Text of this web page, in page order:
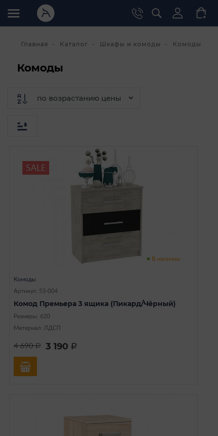
Главная Каталог Шкафы и комоды Комоды
Комоды
SALE
В наличии
Комоды
Артикул: 53-004
Комод Премьера 3 ящика (Пикард/Чёрный)
Размеры: 620
Материал: ЛДСП
4 690a 3 190 a